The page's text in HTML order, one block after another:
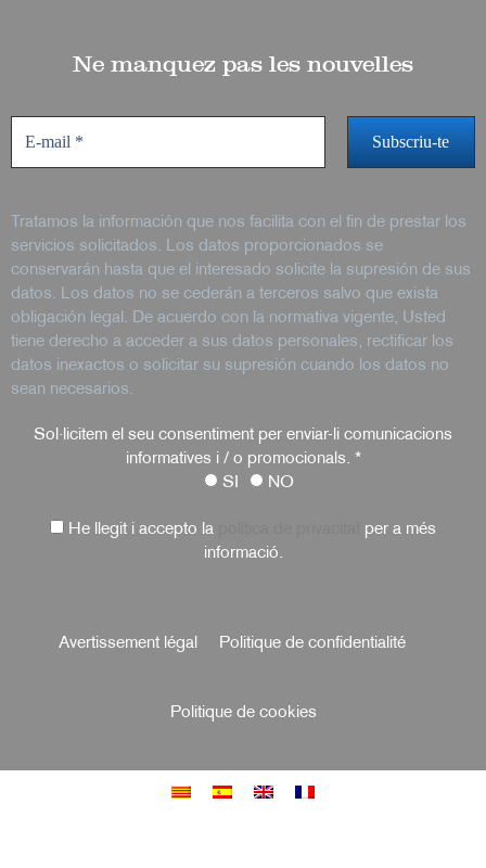
Ne manquez pas les nouvelles
Tratamos la información que nos facilita con el fin de prestar los
servicios solicitados. Los datos proporcionados se
conservarán hasta que el interesado solicite la supresión de sus
datos. Los datos no se cederán a terceros salvo que exista
obligación legal. De acuerdo con la normativa vigente, Usted
tiene derecho a acceder a sus datos personales, rectificar los
datos inexactos o solicitar su supresión cuando los datos no
sean necesarios.
Sol·licitem el seu consentiment per enviar-li comunicacions
informatives i / o promocionals. *
SI
NO
He llegit i accepto la
per a més
informació.
Avertissement légal Politique de confidentialité
Politique de cookies